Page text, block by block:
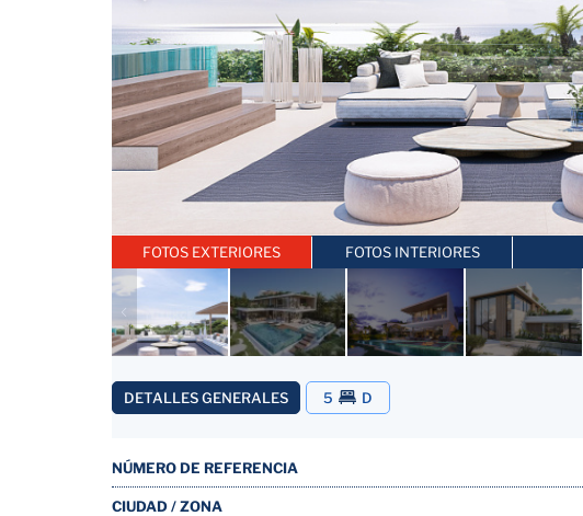
FOTOS EXTERIORES FOTOS INTERIORES
DETALLES GENERALES 5 D
NÚMERO DE REFERENCIA
CIUDAD / ZONA